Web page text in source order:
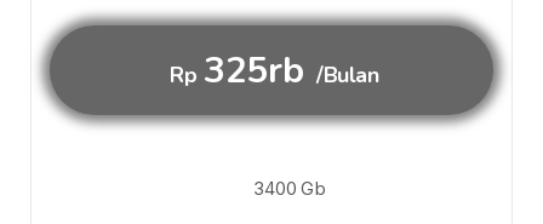
Rp 325rb /Bulan
3400 Gb